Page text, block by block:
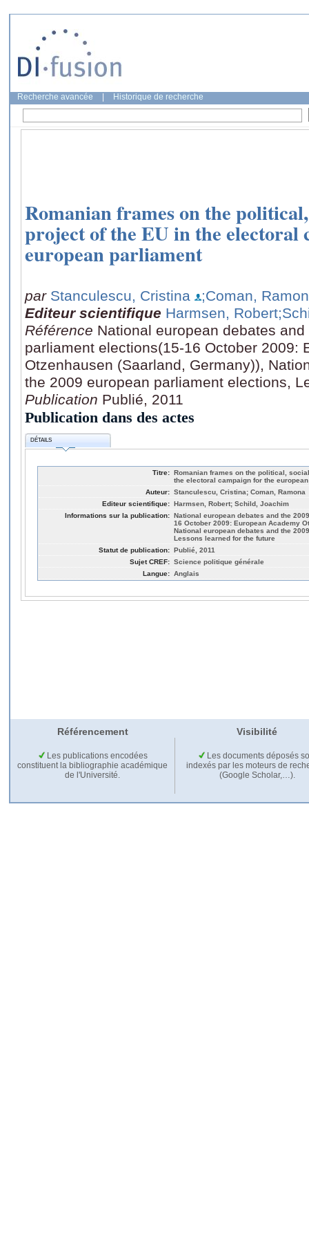
Recherche avancée Historique de recherche
Romanian frames on the
project of the EU in the electoral
european parliament
par Stanculescu, Cristina
;Coman,
Editeur scientifique Harmsen, Robert
Référence National european debates
parliament elections(15-16 October 2009:
Otzenhausen (Saarland, Germany)),
the 2009 european parliament elections,
Publication Publié, 2011
Publication dans des actes
DÉTAILS
Titre: Romanian frames on the political,
the electoral campaign for the
Auteur: Stanculescu, Cristina; Coman, Ramona
Editeur scientifique: Harmsen, Robert; Schild, Joachim
Informations sur la publication: National european debates and the
16 October 2009: European Academy
National european debates and the
Lessons learned for the future
Statut de publication: Publié, 2011
Sujet CREF: Science politique générale
Langue: Anglais
Référencement Visibilité
Les publications encodées
constituent la bibliographie académique
de l'Université.
Les documents déposés
indexés par les moteurs de
(Google Scholar,…).